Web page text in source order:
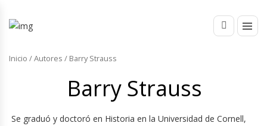
Inicio / Autores / Barry Strauss
Barry Strauss
Se graduó y doctoró en Historia en la Universidad de Cornell,